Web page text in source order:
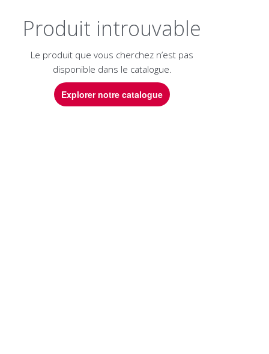
Produit introuvable
Le produit que vous cherchez n’est pas
disponible dans le catalogue.
Explorer notre catalogue